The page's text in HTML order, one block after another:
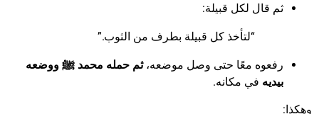
ثم قال لكل قبيلة:
“لتأخذ كل قبيلة بطرف من الثوب.”
رفعوه معًا حتى وصل موضعه،ثم حمله محمد ﷺ ووضعه
بيديه في مكانه.
وهكذا: